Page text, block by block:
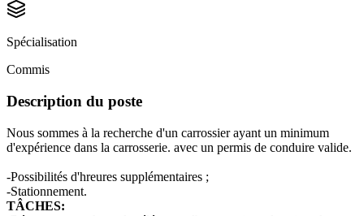
Spécialisation
Commis
Description du poste
Nous sommes à la recherche d'un carrossier ayant un minimum
d'expérience dans la carrosserie. avec un permis de conduire valide.
-Possibilités d'hreures supplémentaires ;
-Stationnement.
TÂCHES: